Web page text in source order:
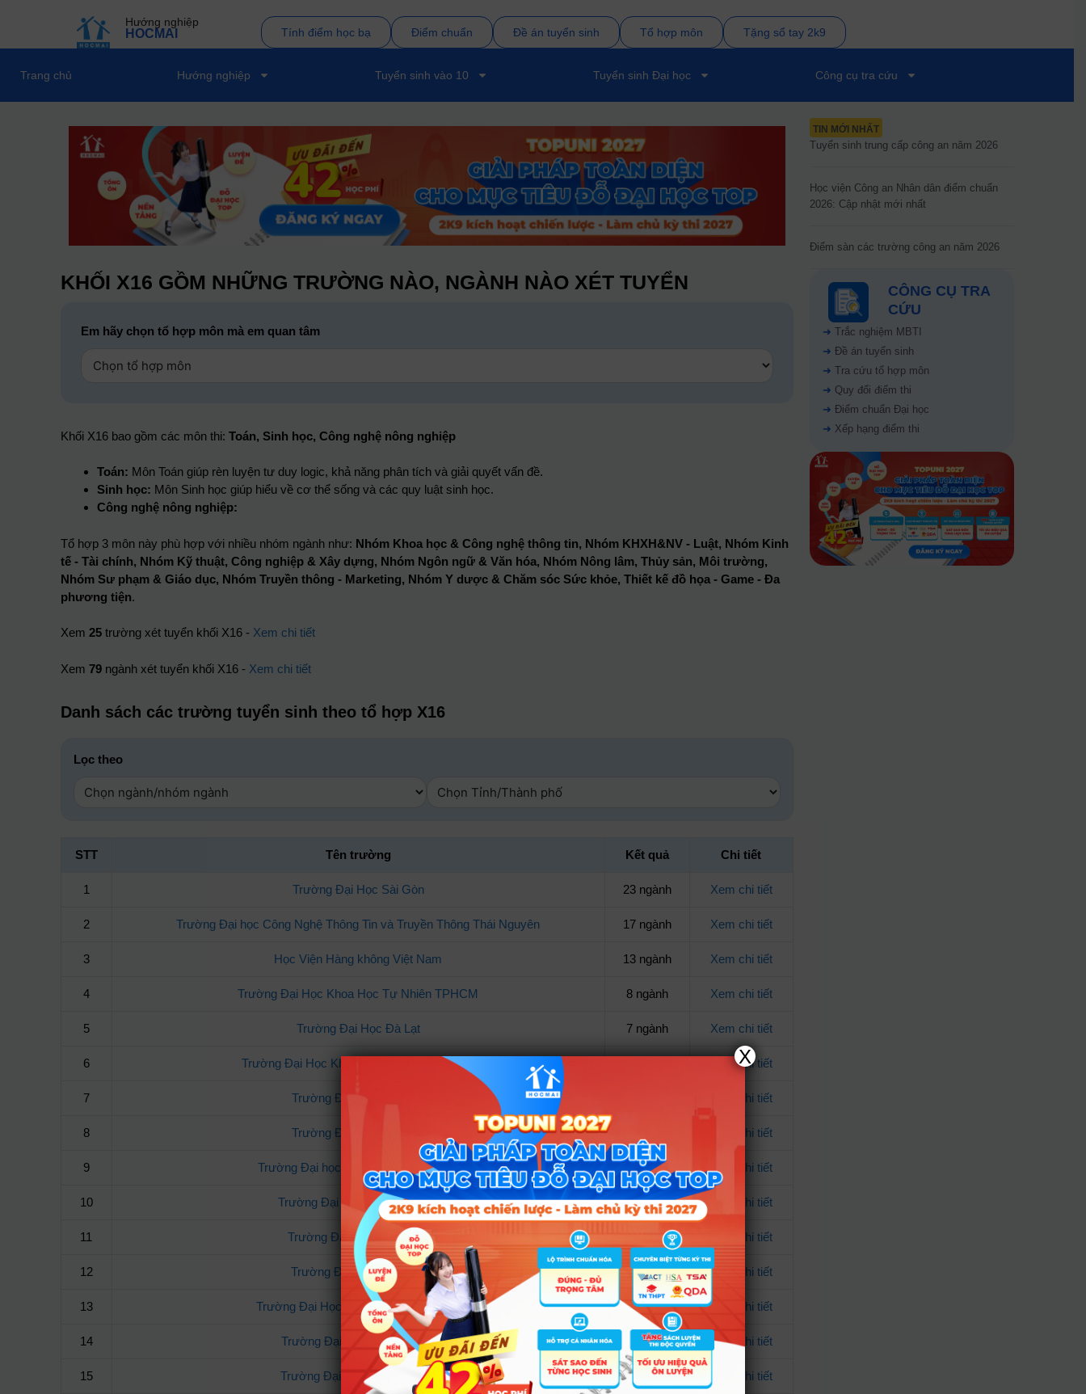
Hướng nghiệp
HOCMAI Tính điểm học bạ Điểm chuẩn Đề án tuyển sinh Tổ hợp môn Tặng sổ tay 2k9
Trang chủ Hướng nghiệp Tuyển sinh vào 10 Tuyển sinh Đại học Công cụ tra cứu
KHỐI X16 GỒM NHỮNG TRƯỜNG NÀO, NGÀNH NÀO XÉT TUYỂN
Em hãy chọn tổ hợp môn mà em quan tâm
Khối X16 bao gồm các môn thi: Toán, Sinh học, Công nghệ nông nghiệp
Toán: Môn Toán giúp rèn luyện tư duy logic, khả năng phân tích và giải quyết vấn đề.
Sinh học: Môn Sinh học giúp hiểu về cơ thể sống và các quy luật sinh học.
Công nghệ nông nghiệp:
Tổ hợp 3 môn này phù hợp với nhiều nhóm ngành như: Nhóm Khoa học & Công nghệ thông tin, Nhóm KHXH&NV - Luật, Nhóm Kinh
tế - Tài chính, Nhóm Kỹ thuật, Công nghiệp & Xây dựng, Nhóm Ngôn ngữ & Văn hóa, Nhóm Nông lâm, Thủy sản, Môi trường,
Nhóm Sư phạm & Giáo dục, Nhóm Truyền thông - Marketing, Nhóm Y dược & Chăm sóc Sức khỏe, Thiết kế đồ họa - Game - Đa
phương tiện.
Xem 25trường xét tuyển khối X16 - Xem chi tiết
Xem 79ngành xét tuyển khối X16 - Xem chi tiết
Danh sách các trường tuyển sinh theo tổ hợp X16
Lọc theo
STT Tên trường Kết quả Chi tiết
1 Trường Đại Học Sài Gòn 23 ngành Xem chi tiết
2 Trường Đại học Công Nghệ Thông Tin và Truyền Thông Thái Nguyên 17 ngành Xem chi tiết
3 Học Viện Hàng không Việt Nam 13 ngành Xem chi tiết
4 Trường Đại Học Khoa Học Tự Nhiên TPHCM 8 ngành Xem chi tiết
5 Trường Đại Học Đà Lạt 7 ngành Xem chi tiết
6 Trường Đại Học Khoa Học Tự Nhiên Hà Nội Xem chi tiết
7 Trường Đại Học Trà Vinh Xem chi tiết
8 Trường Đại Học Tây Bắc Xem chi tiết
9 Trường Đại học Nông Lâm Bắc Giang 6 ngành Xem chi tiết
10 Trường Đại Học Yersin Đà Lạt 4 ngành Xem chi tiết
11 Trường Đại Học Cửu Long 4 ngành Xem chi tiết
12 Trường Đại Học Bạc Liêu 4 ngành Xem chi tiết
13 Trường Đại Học Công Nghiệp TPHCM 2 ngành Xem chi tiết
14 Trường Đại Học Tây Nguyên 2 ngành Xem chi tiết
15 Trường Đại học Thủ Dầu Một 2 ngành Xem chi tiết
TIN MỚI NHẤT
Tuyển sinh trung cấp công an năm 2026
Học viện Công an Nhân dân điểm chuẩn
2026: Cập nhật mới nhất
Điểm sàn các trường công an năm 2026
CÔNG CỤ TRA
CỨU
➜Trắc nghiệm MBTI
➜Đề án tuyển sinh
➜Tra cứu tổ hợp môn
➜ Quy đổi điểm thi
➜Điểm chuẩn Đại học
➜ Xếp hạng điểm thi
X